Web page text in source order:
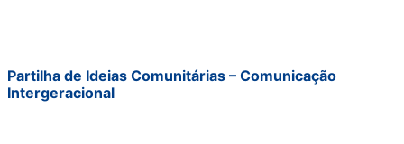
Partilha de Ideias Comunitárias – Comunicação
Intergeracional